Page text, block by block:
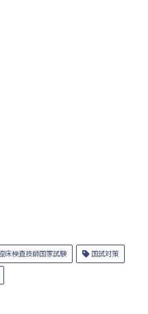
床検査技師国家試験 国試対策